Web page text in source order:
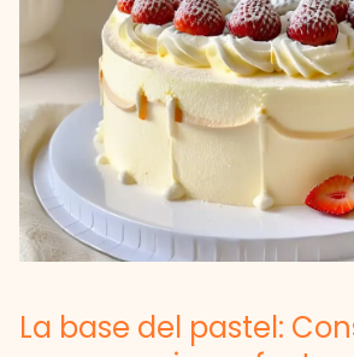
La base del pastel: